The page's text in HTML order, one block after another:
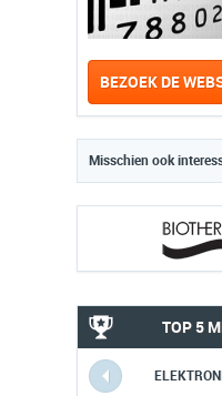
BEZOEK DE
Misschien ook
TOP 5